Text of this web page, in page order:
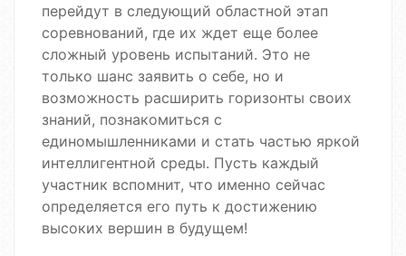
перейдут в следующий областной этап
соревнований, где их ждет еще более
сложный уровень испытаний. Это не
только шанс заявить о себе, но и
возможность расширить горизонты своих
знаний, познакомиться с
единомышленниками и стать частью яркой
интеллигентной среды. Пусть каждый
участник вспомнит, что именно сейчас
определяется его путь к достижению
высоких вершин в будущем!